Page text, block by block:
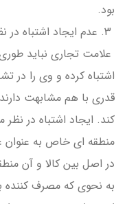
بود.
علامت تجاری نباید
اشتباه کرده و وی را در
قدری با هم مشابهت
کند. ایجاد اشتباه در
منطقه ای خاص به
در اصل بین کالا و آن
به نحوی که مصرف کننده